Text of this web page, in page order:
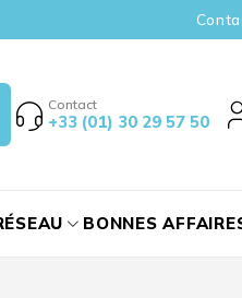
Contact
+33 (01) 30 29 57 50
BONNES